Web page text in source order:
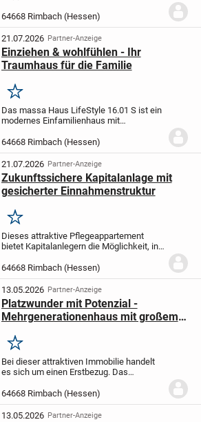
ruhiger Wohnlage in Rimbach. Ideal für
die Familie. Renovierungs- und
Modernisierungsbedarf.
64668 Rimbach (Hessen)
21.07.2026 Partner-Anzeige
Einziehen & wohlfühlen - Ihr
Traumhaus für die Familie
Merken
Das massa Haus LifeStyle 16.01 S ist ein
modernes Einfamilienhaus mit
162?m² Nettogrundfläche auf 1½ Etagen.
Es überzeugt durch eine klare, zeitlose
Architektur...
64668 Rimbach (Hessen)
21.07.2026 Partner-Anzeige
Zukunftssichere Kapitalanlage mit
gesicherter Einnahmenstruktur
Merken
Dieses attraktive Pflegeappartement
bietet Kapitalanlegern die Möglichkeit, in
stabilen Wachstumsmarkt zu investieren.
Die Einheit befindet sich im
Dachgeschoss...
64668 Rimbach (Hessen)
13.05.2026 Partner-Anzeige
Platzwunder mit Potenzial -
Mehrgenerationenhaus mit großem
Merken
Bei dieser attraktiven Immobilie handelt
es sich um einen Erstbezug. Das
eine gehobene Innenausstattung aus. Zu
der Immobilie zählt neben acht schönen
Zimmern...
64668 Rimbach (Hessen)
13.05.2026 Partner-Anzeige